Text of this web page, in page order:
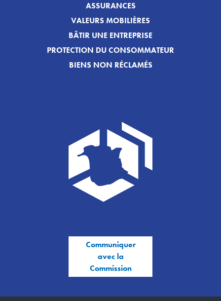
ASSURANCES
VALEURS MOBILIÈRES
BÂTIR UNE ENTREPRISE
PROTECTION DU CONSOMMATEUR
BIENS NON RÉCLAMÉS
Communiquer
avec la
Commission